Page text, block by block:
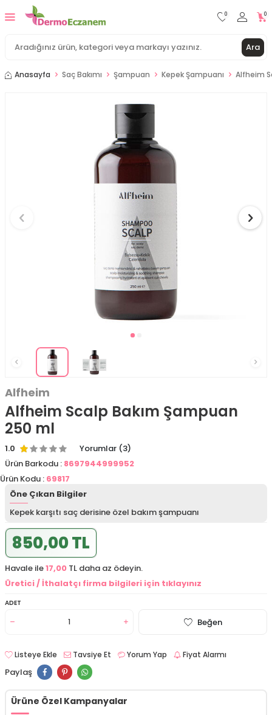
Ara
0 0
Anasayfa Saç Bakımı Şampuan Kepek Şampuanı Alfheim
Alfheim
Alfheim Scalp Bakım Şampuan
250 ml
1.0
Yorumlar (3)
Ürün Barkodu : 8697944999952
Ürün Kodu : 69817
Öne Çıkan Bilgiler
Kepek karşıtı saç derisine özel bakım şampuanı
850,00 TL
Havale ile17,00 TL daha az ödeyin.
Üretici / İthalatçı firma bilgileri için tıklayınız
ADET
Beğen
Listeye Ekle Tavsiye Et Yorum Yap Fiyat Alarmı
Paylaş
Ürüne Özel Kampanyalar